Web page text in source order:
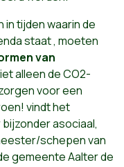
in tijden waarin de
staat , moeten
van
alleen de CO2-
voor een
vindt het
asociaal,
schepen van
gemeente Aalter de